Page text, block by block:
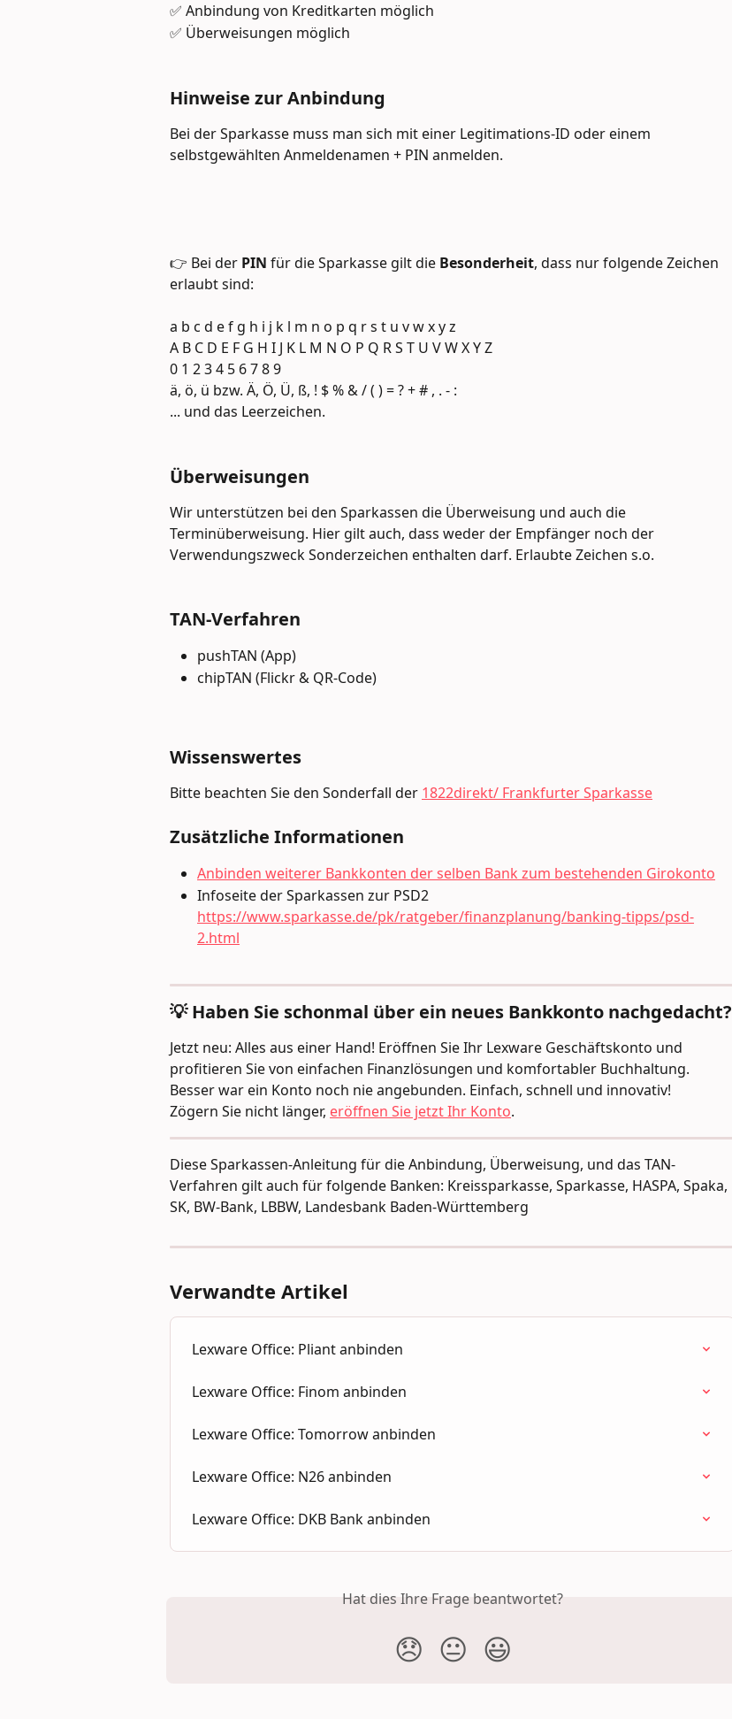
✅ Anbindung von Kreditkarten möglich
✅ Überweisungen möglich
Hinweise zur Anbindung
Bei der Sparkasse muss man sich mit einer Legitimations-ID oder einem
selbstgewählten Anmeldenamen + PIN anmelden.
👉 Bei der PIN für die Sparkasse gilt die Besonderheit, dass nur folgende Zeichen
erlaubt sind:
a b c d e f g h i j k l m n o p q r s t u v w x y z
A B C D E F G H I J K L M N O P Q R S T U V W X Y Z
0 1 2 3 4 5 6 7 8 9
ä, ö, ü bzw. Ä, Ö, Ü, ß, ! $ % & / ( ) = ? + # , . - :
... und das Leerzeichen.
Überweisungen
Wir unterstützen bei den Sparkassen die Überweisung und auch die
Terminüberweisung. Hier gilt auch, dass weder der Empfänger noch der
Verwendungszweck Sonderzeichen enthalten darf. Erlaubte Zeichen s.o.
TAN-Verfahren
pushTAN (App)
chipTAN (Flickr & QR-Code)
Wissenswertes
Bitte beachten Sie den Sonderfall der 1822direkt/ Frankfurter Sparkasse
Zusätzliche Informationen
Anbinden weiterer Bankkonten der selben Bank zum bestehenden Girokonto
Infoseite der Sparkassen zur PSD2
https://www.sparkasse.de/pk/ratgeber/finanzplanung/banking-tipps/psd-
2.html
💡 Haben Sie schonmal über ein neues Bankkonto nachgedacht?
Jetzt neu: Alles aus einer Hand! Eröffnen Sie Ihr Lexware Geschäftskonto und
profitieren Sie von einfachen Finanzlösungen und komfortabler Buchhaltung.
Besser war ein Konto noch nie angebunden. Einfach, schnell und innovativ!
Zögern Sie nicht länger, eröffnen Sie jetzt Ihr Konto.
Diese Sparkassen-Anleitung für die Anbindung, Überweisung, und das TAN-
Verfahren gilt auch für folgende Banken: Kreissparkasse, Sparkasse, HASPA, Spaka,
SK, BW-Bank, LBBW, Landesbank Baden-Württemberg
Verwandte Artikel
Lexware Office: Pliant anbinden
Lexware Office: Finom anbinden
Lexware Office: Tomorrow anbinden
Lexware Office: N26 anbinden
Lexware Office: DKB Bank anbinden
Hat dies Ihre Frage beantwortet?
😞 😐 😃